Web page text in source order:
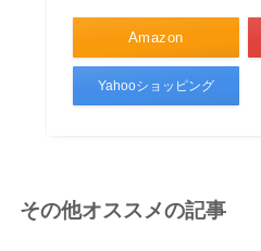
Amazon
Yahooショッピング
その他オススメの記事